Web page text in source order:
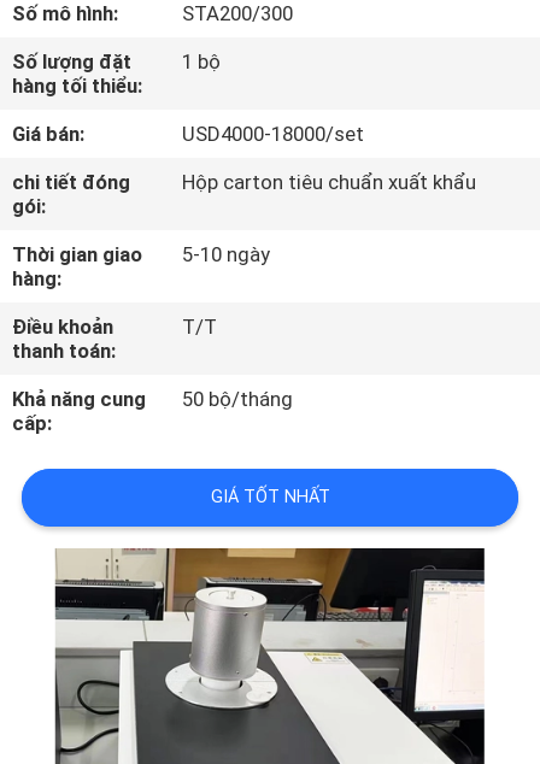
VỀ
CHÚNG
TÔI
THAM
QUAN
NHÀ
MÁY
KIỂM
SOÁT
CHẤT
LƯỢNG
LIÊN
CHÚNG
Số mô hình:
STA200/300
Số lượng đặt
hàng tối thiểu:
1 bộ
Giá bán:
USD4000-18000/set
chi tiết đóng
gói:
Hộp carton tiêu chuẩn xuất khẩu
Thời gian giao
hàng:
5-10 ngày
Điều khoản
thanh toán:
T/T
Khả năng cung
cấp:
50 bộ/tháng
GIÁ TỐT NHẤT